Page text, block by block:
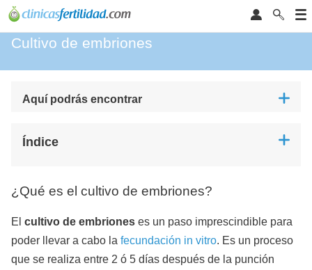
Cultivo de embriones
Aquí podrás encontrar
Índice
¿Qué es el cultivo de embriones?
El cultivo de embriones es un paso imprescindible para
poder llevar a cabo la fecundación in vitro. Es un proceso
que se realiza entre 2 ó 5 días después de la punción